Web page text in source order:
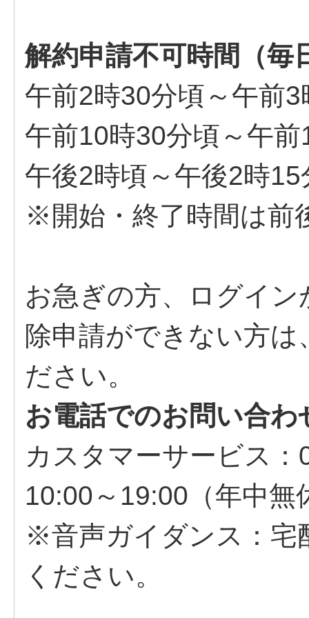
解約申請不可時間（毎
午前2時30分頃～午前3
午前10時30分頃～午
午後2時頃～午後2時15
※開始・終了時間は前
お急ぎの方、ログイ
除申請ができない方
ださい。
お電話でのお問い合わ
カスタマーサービス
10:00～19:00（年中無
※音声ガイダンス：宅
ください。